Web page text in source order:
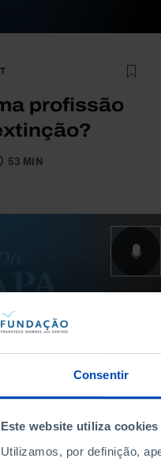
Consentir
Este website utiliza cookies
Utilizamos, por definição,
profissão
53 MIN
SOCIAIS